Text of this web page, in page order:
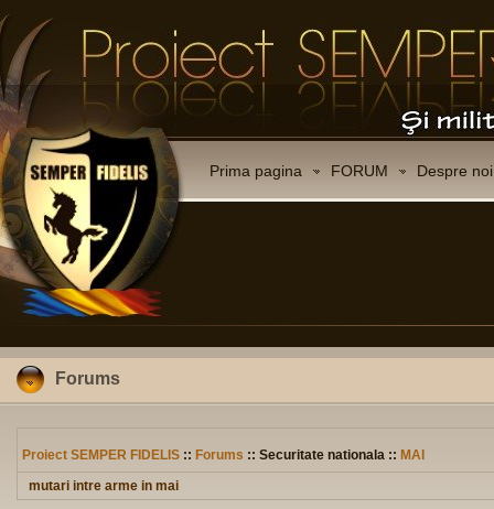
Prima pagina FORUM Despre noi
Forums
Proiect SEMPER FIDELIS :: Forums :: Securitate nationala :: MAI
mutari intre arme in mai